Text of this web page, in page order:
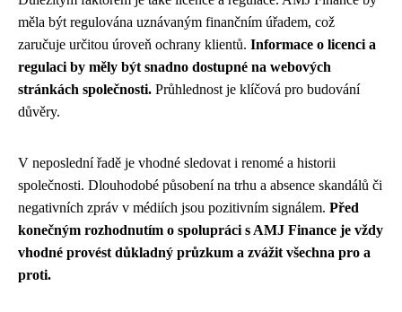
měla být regulována uznávaným finančním úřadem, což
zaručuje určitou úroveň ochrany klientů. Informace o licenci a
regulaci by měly být snadno dostupné na webových
stránkách společnosti. Průhlednost je klíčová pro budování
důvěry.
V neposlední řadě je vhodné sledovat i renomé a historii
společnosti. Dlouhodobé působení na trhu a absence skandálů či
negativních zpráv v médiích jsou pozitivním signálem. Před
konečným rozhodnutím o spolupráci s AMJ Finance je vždy
vhodné provést důkladný průzkum a zvážit všechna pro a
proti.